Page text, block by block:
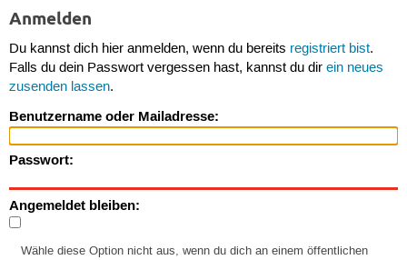
Anmelden
Du kannst dich hier anmelden, wenn du bereits registriert bist.
Falls du dein Passwort vergessen hast, kannst du dir ein neues
zusenden lassen.
Benutzername oder Mailadresse:
Passwort:
Angemeldet bleiben:
Wähle diese Option nicht aus, wenn du dich an einem öffentlichen